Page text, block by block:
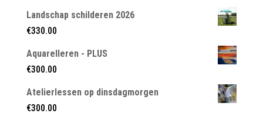
Landschap schilderen 2026
€330.00
Aquarelleren - PLUS
€300.00
Atelierlessen op dinsdagmorgen
€300.00